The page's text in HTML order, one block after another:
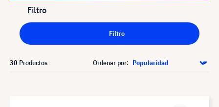
Filtro
Filtro
30 Productos Ordenar por: